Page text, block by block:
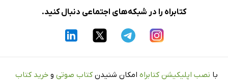
کتابراه را در شبکه‌های اجتماعی دنبال کنید.
با نصب اپلیکیشن کتابراه امکان شنیدن کتاب صوتی و خرید کتاب